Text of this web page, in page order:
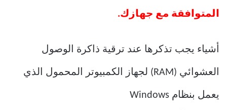
المتوافقة مع جهازك.
أشياء يجب تذكرها عند ترقية ذاكرة الوصول
العشوائي (RAM) لجهاز الكمبيوتر المحمول الذي
يعمل بنظام Windows